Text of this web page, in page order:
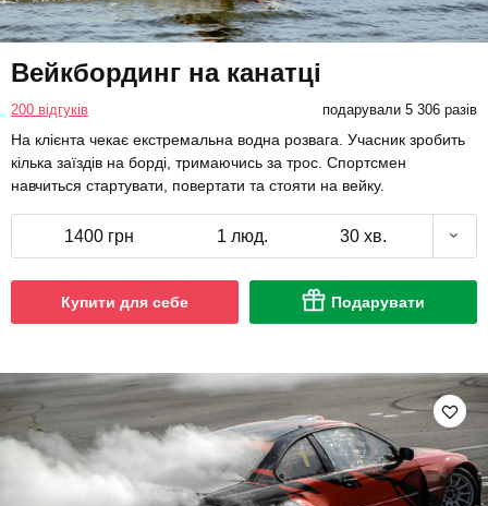
Вейкбординг на канатці
200 відгуків подарували 5 306 разів
На клієнта чекає екстремальна водна розвага. Учасник зробить
кілька заїздів на борді, тримаючись за трос. Спортсмен
навчиться стартувати, повертати та стояти на вейку.
1400 грн 1 люд. 30 хв.
Купити для себе Подарувати